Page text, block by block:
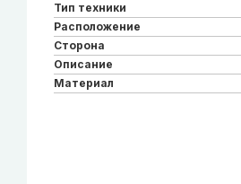
Тип техники
Расположение
Сторона
Описание
Материал